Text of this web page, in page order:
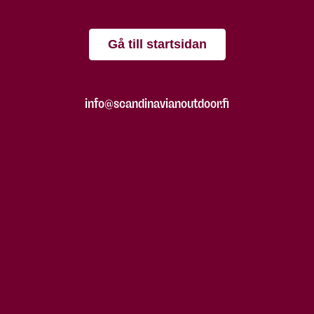
Gå till startsidan
info@scandinavianoutdoor.fi